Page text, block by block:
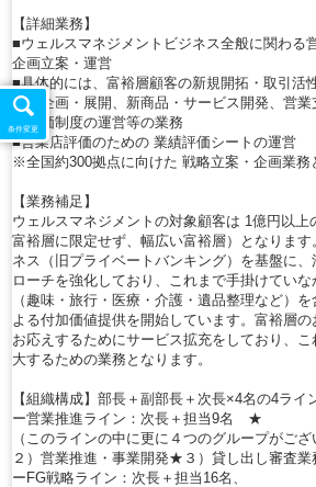
【詳細業務】
■ウェルスマネジメントビジネス全般に関わる
企画立案・運営
■具体的には、富裕層顧客の新規開拓・取引活
ーン企画・展開、新商品・サービス開発、営
績評価制度の運営等の業務
■営業店評価のための 業績評価シートの運営
※全国約300拠点に向けた 戦略立案・企画業務
【業務補足】
ウェルスマネジメントの対象顧客は 1億円以上
富裕層に限定せず、幅広い富裕層）となりま
ネス（旧プライベートバンキング）を基盤に
ローチを強化しており、これまで手掛けてい
（趣味・旅行・医療・介護・遺品整理など）
よる付加価値提供を開始しています。富裕層
お応えするためにサービス拡充をしており、
大するための業務となります。
【組織構成】部長＋副部長＋次長×4名の4ライ
ー営業推進ライン：次長＋担当9名 ★
（このラインの中に更に４つのグループがご
２）営業推進・事業開発★３）貸し出し審査業
ーFG戦略ライン：次長＋担当16名、
条件変更